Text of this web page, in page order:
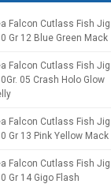
Falcon Cutlass Fish Jig
Gr 12 Blue Green Mack
Falcon Cutlass Fish Jig
05 Crash Holo Glow
Falcon Cutlass Fish Jig
Gr 13 Pink Yellow Mack
Falcon Cutlass Fish Jig
Gr 14 Gigo Flash